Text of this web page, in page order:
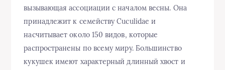
вызывающая ассоциации с началом весны. Она
принадлежит к семейству Cuculidae и
насчитывает около 150 видов, которые
распространены по всему миру. Большинство
кукушек имеют характерный длинный хвост и